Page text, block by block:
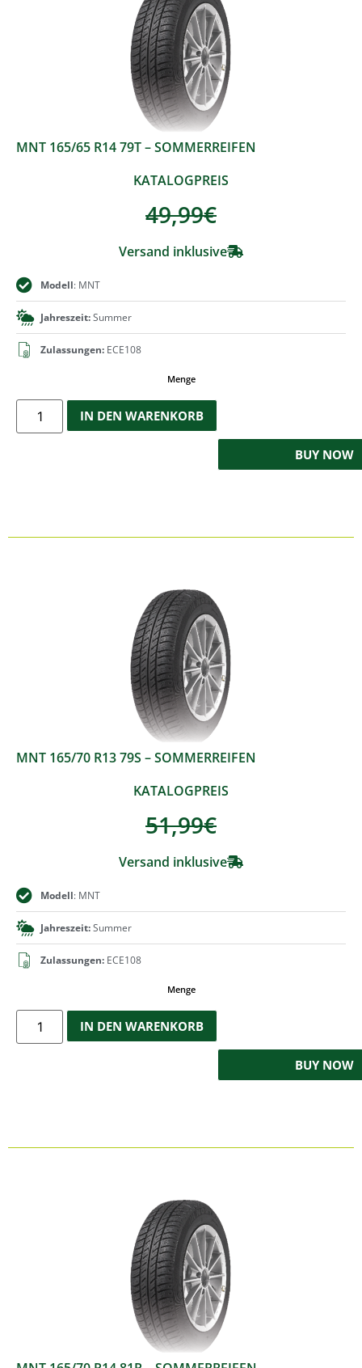
MNT 165/65 R14 79T – SOMMERREIFEN
KATALOGPREIS
49,99€
Versand inklusive
Modell: MNT
Jahreszeit:Summer
Zulassungen: ECE108
Menge
IN DEN WARENKORB
BUY NOW
MNT 165/70 R13 79S – SOMMERREIFEN
KATALOGPREIS
51,99€
Versand inklusive
Modell: MNT
Jahreszeit:Summer
Zulassungen: ECE108
Menge
IN DEN WARENKORB
BUY NOW